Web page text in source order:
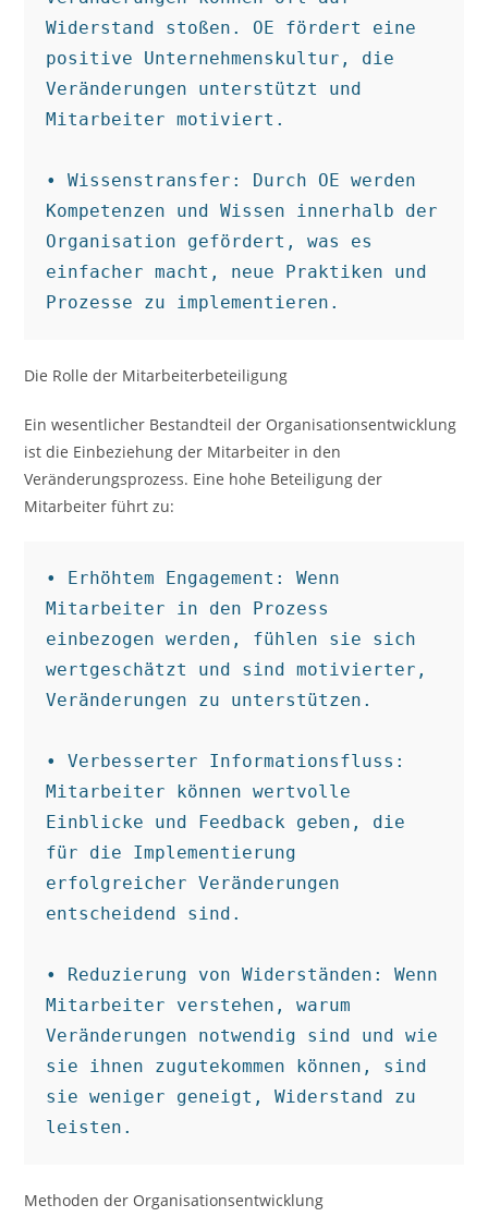
Widerstand stoßen. OE fördert eine
positive Unternehmenskultur, die
Veränderungen unterstützt und
Mitarbeiter motiviert.
• Wissenstransfer: Durch OE werden
Kompetenzen und Wissen innerhalb der
Organisation gefördert, was es
einfacher macht, neue Praktiken und
Prozesse zu implementieren.
Die Rolle der Mitarbeiterbeteiligung
Ein wesentlicher Bestandteil der Organisationsentwicklung
ist die Einbeziehung der Mitarbeiter in den
Veränderungsprozess. Eine hohe Beteiligung der
Mitarbeiter führt zu:
• Erhöhtem Engagement: Wenn
Mitarbeiter in den Prozess
einbezogen werden, fühlen sie sich
wertgeschätzt und sind motivierter,
Veränderungen zu unterstützen.
• Verbesserter Informationsfluss:
Mitarbeiter können wertvolle
Einblicke und Feedback geben, die
für die Implementierung
erfolgreicher Veränderungen
entscheidend sind.
• Reduzierung von Widerständen: Wenn
Mitarbeiter verstehen, warum
Veränderungen notwendig sind und wie
sie ihnen zugutekommen können, sind
sie weniger geneigt, Widerstand zu
leisten.
Methoden der Organisationsentwicklung